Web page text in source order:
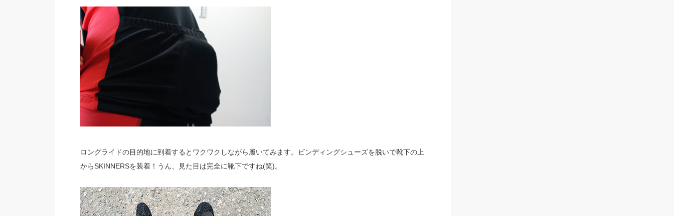
ロングライドの目的地に到着するとワクワクしながら履いてみます。ビンディングシューズを脱いで靴下の上
からSKINNERSを装着！うん、見た目は完全に靴下ですね(笑)。